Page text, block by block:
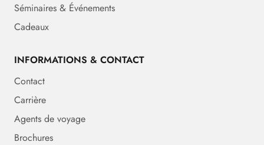
Séminaires & Événements
Cadeaux
INFORMATIONS & CONTACT
Contact
Carrière
Agents de voyage
Brochures